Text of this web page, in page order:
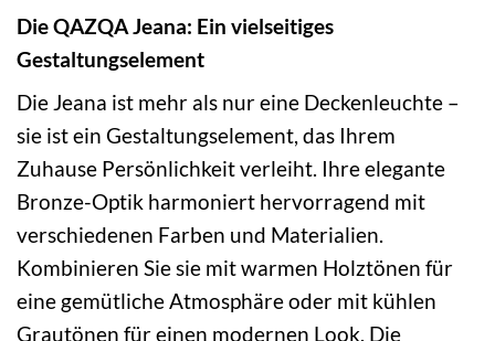
Die QAZQA Jeana: Ein vielseitiges
Gestaltungselement
Die Jeana ist mehr als nur eine Deckenleuchte –
sie ist ein Gestaltungselement, das Ihrem
Zuhause Persönlichkeit verleiht. Ihre elegante
Bronze-Optik harmoniert hervorragend mit
verschiedenen Farben und Materialien.
Kombinieren Sie sie mit warmen Holztönen für
eine gemütliche Atmosphäre oder mit kühlen
Grautönen für einen modernen Look. Die